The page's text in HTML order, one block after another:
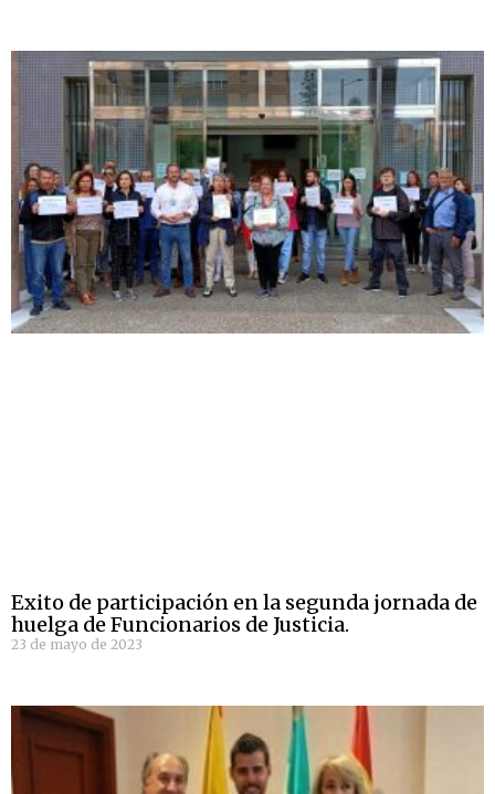
Exito de participación en la segunda jornada de
huelga de Funcionarios de Justicia.
23 de mayo de 2023